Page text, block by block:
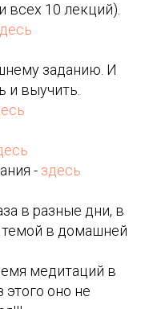
всех 10 лекций).
заданию. И
и выучить.
- здесь
в разные дни, в
темой в домашней
медитаций в
оно не